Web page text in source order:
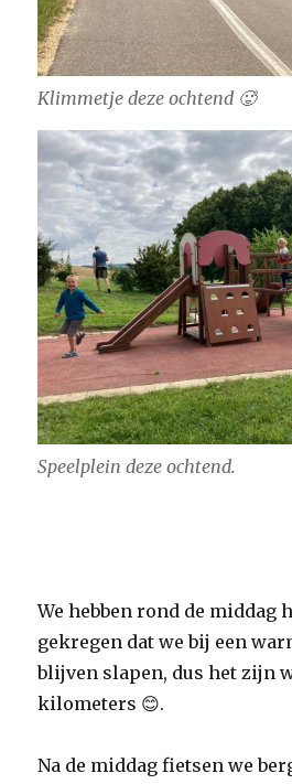
Klimmetje deze ochtend 🥵
Speelplein deze ochtend.
We hebben rond de middag
gekregen dat we bij een
blijven slapen, dus het zijn
kilometers 😊.
Na de middag fietsen we